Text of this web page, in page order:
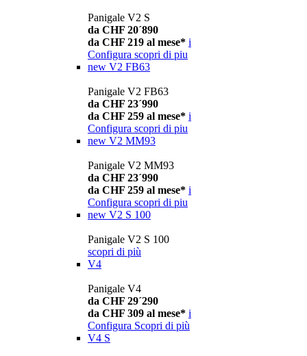
Panigale V2 S
da CHF 20´890
da CHF 219 al mese* i
Configura scopri di piu
new V2 FB63
Panigale V2 FB63
da CHF 23´990
da CHF 259 al mese* i
Configura scopri di piu
new V2 MM93
Panigale V2 MM93
da CHF 23´990
da CHF 259 al mese* i
Configura scopri di piu
new V2 S 100
Panigale V2 S 100
scopri di più
V4
Panigale V4
da CHF 29´290
da CHF 309 al mese* i
Configura Scopri di più
V4 S